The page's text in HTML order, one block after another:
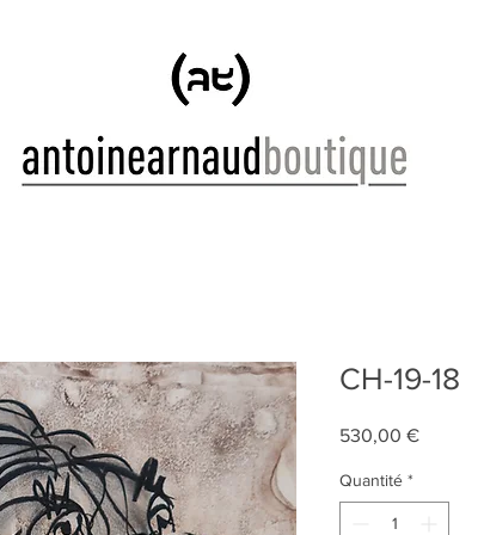
CH-19-18
530,00 €Prix
Quantité *